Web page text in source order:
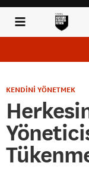
KENDİNİ YÖNETMEK